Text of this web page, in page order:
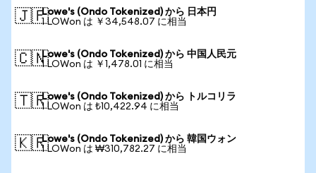
🇯🇵Lowe's (Ondo Tokenized) から 日本円
1 LOWon は ￥34,548.07 に相当
🇨🇳Lowe's (Ondo Tokenized) から 中国人民元
1 LOWon は ￥1,478.01 に相当
🇹🇷Lowe's (Ondo Tokenized) から トルコリラ
1 LOWon は ₺10,422.94 に相当
🇰🇷Lowe's (Ondo Tokenized) から 韓国ウォン
1 LOWon は ₩310,782.27 に相当